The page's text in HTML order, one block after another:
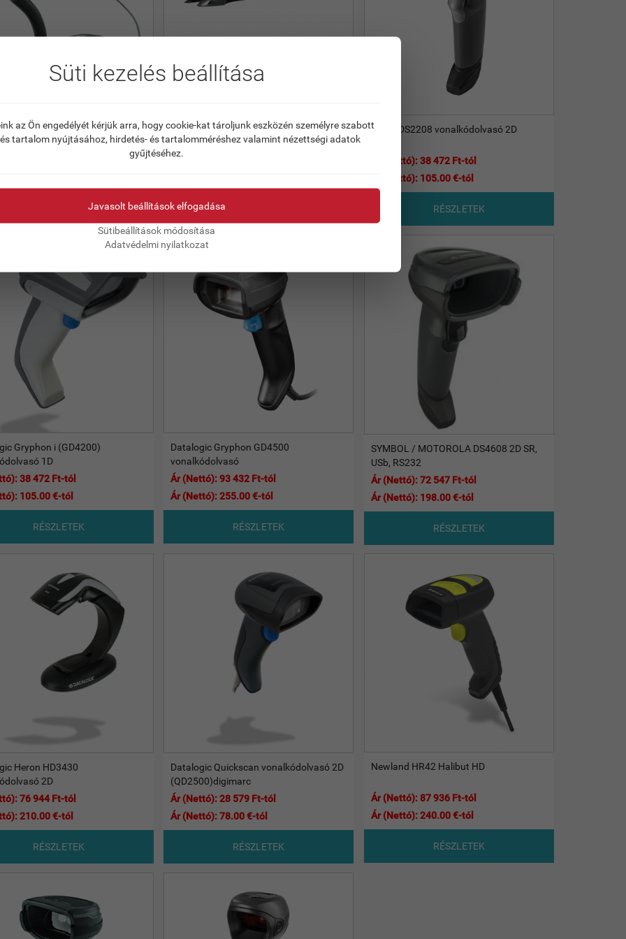
/ MOTOROLA LS2208
Honeywell Voyager 1400g
vonalkódolvasó 2D
Zebra DS2208 vonalkódolvasó 2D
Ár (Nettó): 38 472 Ft-tól
Ár (Nettó): 105.00 €-tól
RÉSZLETEK
Gryphon i (GD4200)
1D
38 472 Ft-tól
105.00 €-tól
RÉSZLETEK
Datalogic Gryphon GD4500
vonalkódolvasó
Ár (Nettó): 93 432 Ft-tól
Ár (Nettó): 255.00 €-tól
RÉSZLETEK
SYMBOL / MOTOROLA DS4608 2D SR,
USb, RS232
Ár (Nettó): 72 547 Ft-tól
Ár (Nettó): 198.00 €-tól
RÉSZLETEK
Heron HD3430
2D
76 944 Ft-tól
210.00 €-tól
RÉSZLETEK
Datalogic Quickscan vonalkódolvasó 2D
(QD2500)digimarc
Ár (Nettó): 28 579 Ft-tól
Ár (Nettó): 78.00 €-tól
RÉSZLETEK
Newland HR42 Halibut HD
Ár (Nettó): 87 936 Ft-tól
Ár (Nettó): 240.00 €-tól
RÉSZLETEK
Süti kezelés beállítása
az Ön engedélyét kérjük arra, hogy cookie-kat tároljunk eszközén személyre szabott
tartalom nyújtásához, hirdetés- és tartalomméréshez valamint nézettségi adatok
gyűjtéséhez.
Javasolt beállítások elfogadása
Sütibeállítások módosítása
Adatvédelmi nyilatkozat